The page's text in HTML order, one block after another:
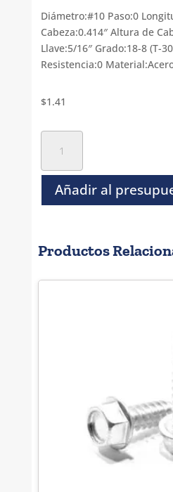
Diámetro:#10 Paso:0
Cabeza:0.414″ Altura de
Llave:5/16″ Grado:18-8 (T-
Resistencia:0
$1.41
Hexagonal
Punta
Broca
#
x
Añadir al
Productos